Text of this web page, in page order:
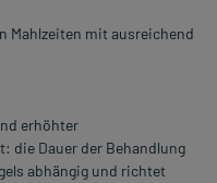
Mahlzeiten mit ausreichend
erhöhter
die Dauer der Behandlung
abhängig und richtet